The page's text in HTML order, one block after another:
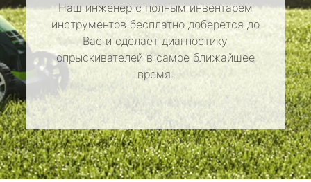
Наш инженер с полным инвентарем
инструментов бесплатно доберется до
Вас и сделает диагностику
опрыскивателей в самое ближайшее
время.